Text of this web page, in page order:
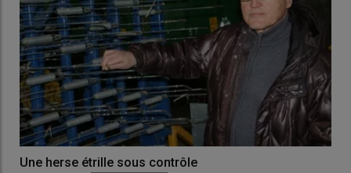
Une herse étrille sous contrôle